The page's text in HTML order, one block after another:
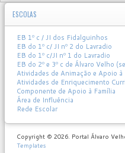
ESCOLAS
EB 1º c / JI dos Fidalguinhos
EB do 1º c/ JI nº 2 do Lavradio
EB do 1º c/JI nº 1 do Lavradio
EB do 2º e 3º c de Álvaro Velho
Atividades de Animação e Apoio à
Atividades de Enriquecimento
Componente de Apoio à Família
Área de Influência
Rede Escolar
Copyright © 2026. Portal Álvaro
Templates